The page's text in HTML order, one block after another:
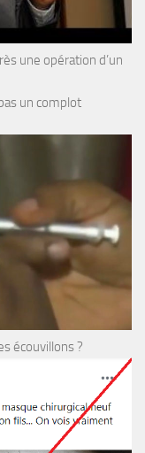
une opération d’un
un complot
écouvillons ?